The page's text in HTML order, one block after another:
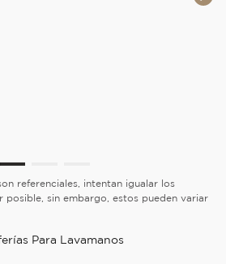
referenciales, intentan igualar los
posible, sin embargo, estos pueden variar
Para Lavamanos